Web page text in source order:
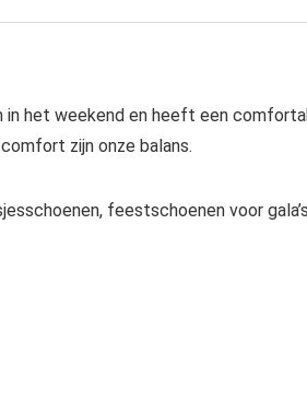
het weekend en heeft een
zijn onze balans.
feestschoenen voor